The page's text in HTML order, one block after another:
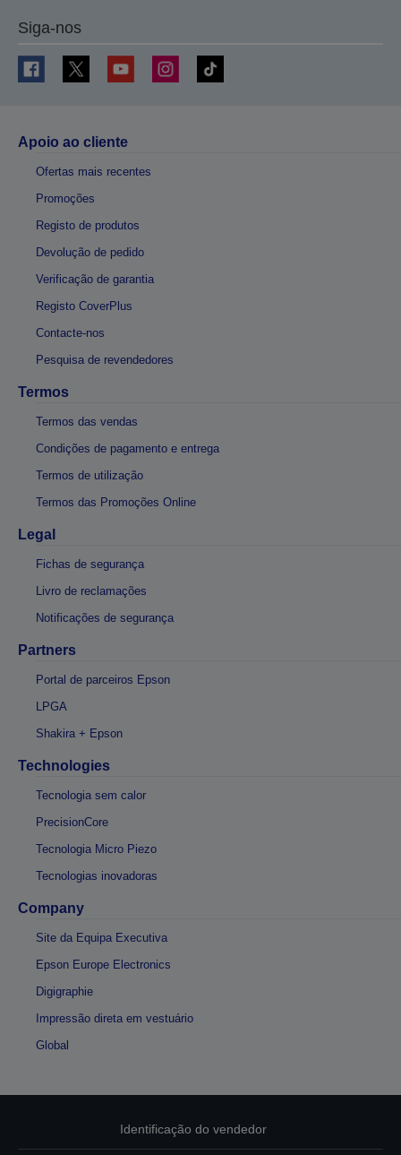
Siga-nos
Apoio ao cliente
Ofertas mais recentes
Promoções
Registo de produtos
Devolução de pedido
Verificação de garantia
Registo CoverPlus
Contacte-nos
Pesquisa de revendedores
Termos
Termos das vendas
Condições de pagamento e entrega
Termos de utilização
Termos das Promoções Online
Legal
Fichas de segurança
Livro de reclamações
Notificações de segurança
Partners
Portal de parceiros Epson
LPGA
Shakira + Epson
Technologies
Tecnologia sem calor
PrecisionCore
Tecnologia Micro Piezo
Tecnologias inovadoras
Company
Site da Equipa Executiva
Epson Europe Electronics
Digigraphie
Impressão direta em vestuário
Global
Identificação do vendedor